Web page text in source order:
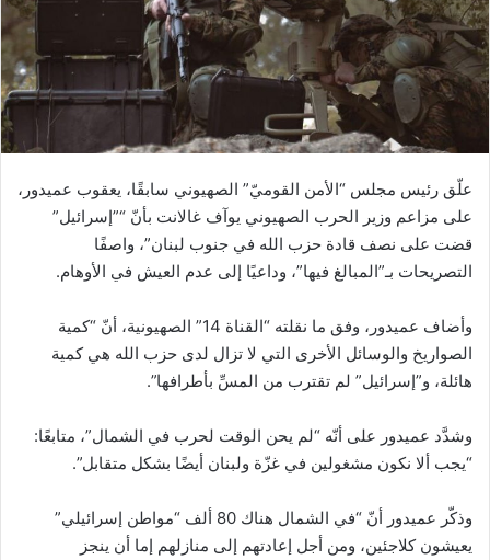
علّق رئيس مجلس “الأمن القوميّ” الصهيوني سابقًا، يعقوب عميدور،
على مزاعم وزير الحرب الصهيوني يوآف غالانت بأنّ “”إسرائيل”
قضت على نصف قادة حزب الله في جنوب لبنان”، واصفًا
التصريحات بـ”المبالغ فيها”، وداعيًا إلى عدم العيش في الأوهام.
وأضاف عميدور، وفق ما نقلته “القناة 14” الصهيونية، أنّ “كمية
الصواريخ والوسائل الأخرى التي لا تزال لدى حزب الله هي كمية
هائلة، و”إسرائيل” لم تقترب من المسِّ بأطرافها”.
وشدَّد عميدور على أنّه “لم يحن الوقت لحرب في الشمال”، متابعًا:
“يجب ألا نكون مشغولين في غزّة ولبنان أيضًا بشكل متقابل”.
وذكّر عميدور أنّ “في الشمال هناك 80 ألف “مواطن إسرائيلي”
يعيشون كلاجئين، ومن أجل إعادتهم إلى منازلهم إما أن ينجز